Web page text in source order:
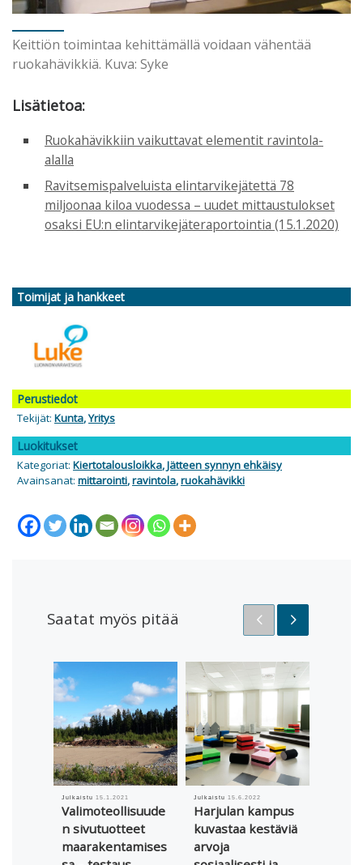
Keittiön toimintaa kehittämällä voidaan vähentää
ruokahävikkiä. Kuva: Syke
Lisätietoa:
Ruokahävikkiin vaikuttavat elementit ravintola-
alalla
Ravitsemispalveluista elintarvikejätettä 78
miljoonaa kiloa vuodessa – uudet mittaustulokset
osaksi EU:n elintarvikejäteraportointia (15.1.2020)
Toimijat ja hankkeet
Saatat myös pitää
Julkaistu15.1.2021
Valimoteollisuude
n sivutuotteet
maarakentamises
Julkaistu15.6.2022
Harjulan kampus
kuvastaa kestäviä
arvoja
Perustiedot
Tekijät: Kunta,Yritys
Luokitukset
Kategoriat: Kiertotalousloikka,Jätteen synnyn ehkäisy
Avainsanat: mittarointi,ravintola,ruokahävikki